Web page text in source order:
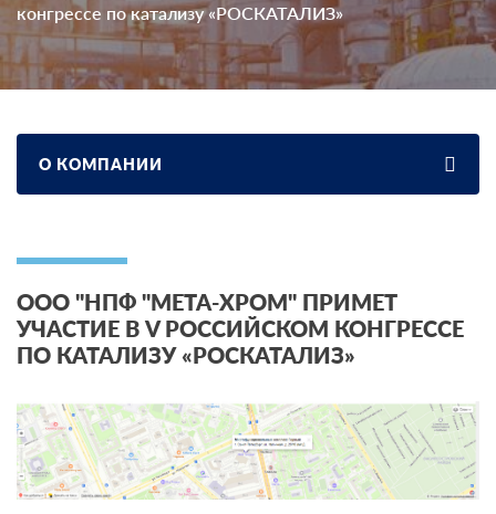
конгрессе по катализу «РОСКАТАЛИЗ»
О КОМПАНИИ
ООО "НПФ "МЕТА-ХРОМ" ПРИМЕТ
УЧАСТИЕ В V РОССИЙСКОМ КОНГРЕССЕ
ПО КАТАЛИЗУ «РОСКАТАЛИЗ»